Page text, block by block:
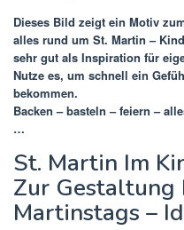
Dieses Bild zeigt ein Motiv
alles rund um St. Martin –
sehr gut als Inspiration für
Nutze es, um schnell ein
bekommen.
Backen – basteln – feiern –
…
St. Martin Im
Zur Gestaltung
Martinstags –